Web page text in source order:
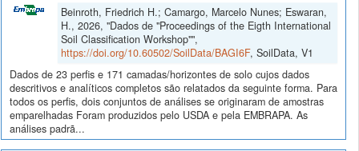
Beinroth, Friedrich H.; Camargo, Marcelo Nunes; Eswaran,
H., 2026, "Dados de "Proceedings of the Eigth International
Soil Classification Workshop"",
https://doi.org/10.60502/SoilData/BAGI6F, SoilData, V1
Dados de 23 perfis e 171 camadas/horizontes de solo cujos dados
descritivos e analíticos completos são relatados da seguinte forma. Para
todos os perfis, dois conjuntos de análises se originaram de amostras
emparelhadas Foram produzidos pelo USDA e pela EMBRAPA. As
análises padrã...